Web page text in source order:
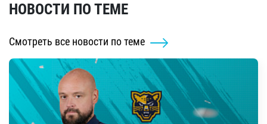
НОВОСТИ ПО ТЕМЕ
Смотреть все новости по теме